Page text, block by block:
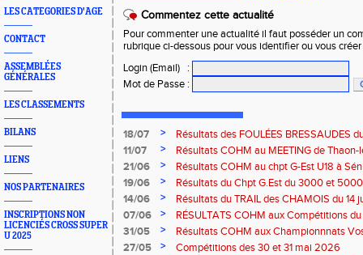
LES CATEGORIES D'AGE
CONTACT
ASSEMBLÉES
GÉNÉRALES
LES CLASSEMENTS
BILANS
LIENS
NOS PARTENAIRES
INSCRIPTIONS NON
LICENCIÉS CROSS SUPER
U 2025
Commentez cette actualité
Pour commenter une actualité il faut posséder un
rubrique ci-dessous pour vous identifier ou vous
Login (Email)
:
Mot de Passe :
18/07 >
Résultats des FOULÉES BRESSAUDES
Bresse
11/07 >
Résultats COHM au MEETING de Thaon-
2026
21/06 >
Résultats COHM au chpt G-Est U18 à
2026
19/06 >
Résultats du Chpt G.Est du 3000 et
Amneville
14/06 >
Résultats du TRAIL des CHAMOIS du 14
Moselotte
07/06 >
RÉSULTATS COHM aux Compétitions
31/05
>
Résultats COHM aux Championnnats
Masters du 31 mai 2026 à Remiremont
27/05 >
Compétitions des 30 et 31 mai 2026